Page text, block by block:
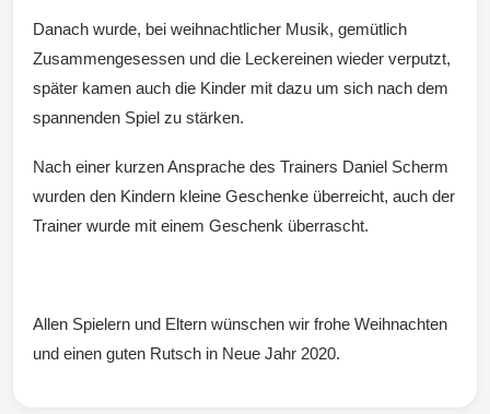
orf 1950
e. V.
Danach wurde, bei weihnachtlicher Musik, gemütlich
Zusammengesessen und die Leckereinen wieder verputzt,
später kamen auch die Kinder mit dazu um sich nach dem
spannenden Spiel zu stärken.
Nach einer kurzen Ansprache des Trainers Daniel Scherm
wurden den Kindern kleine Geschenke überreicht, auch der
Trainer wurde mit einem Geschenk überrascht.
Allen Spielern und Eltern wünschen wir frohe Weihnachten
und einen guten Rutsch in Neue Jahr 2020.